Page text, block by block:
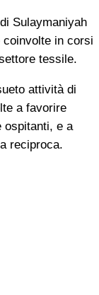
Sulaymaniyah
coinvolte in corsi
tessile.
attività di
a favorire
ospitanti, e a
reciproca.